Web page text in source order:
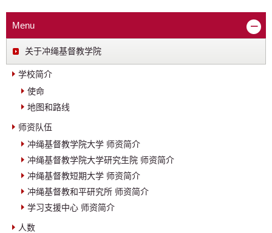
Menu
关于冲绳基督教学院
学校简介
使命
地图和路线
师资队伍
冲绳基督教学院大学 师资简介
冲绳基督教学院大学研究生院 师资简介
冲绳基督教短期大学 师资简介
冲绳基督教和平研究所 师资简介
学习支援中心 师资简介
人数